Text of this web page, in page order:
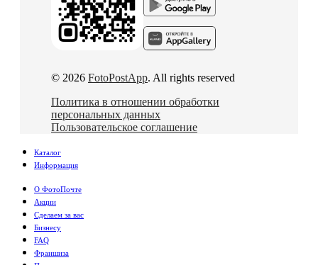
© 2026 FotoPostApp. All rights reserved
Политика в отношении обработки
персональных данных
Пользовательское соглашение
Каталог
Информация
О ФотоПочте
Акции
Сделаем за вас
Бизнесу
FAQ
Франшиза